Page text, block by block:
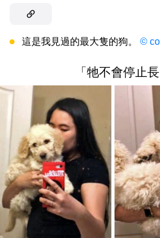
這是我見過的最大隻的狗。 ©
「牠不會停止長